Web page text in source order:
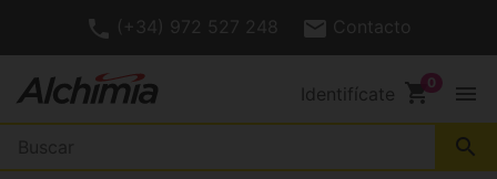
(+34) 972 527 248 Contacto
Identifícate shopping_cart menu
search